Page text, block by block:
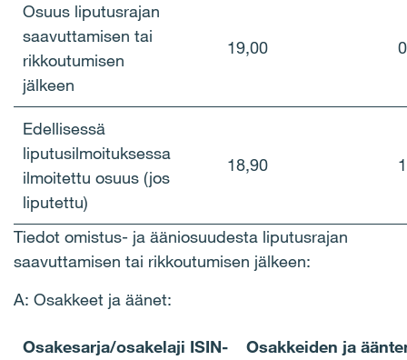
Osuus liputusrajan
saavuttamisen tai
rikkoutumisen
jälkeen
19,00
Edellisessä
liputusilmoituksessa
ilmoitettu osuus (jos
liputettu)
18,90
Tiedot omistus- ja ääniosuudesta liputusrajan
saavuttamisen tai rikkoutumisen jälkeen:
A: Osakkeet ja äänet:
Osakesarja/osakelaji ISIN-
Osakkeiden ja